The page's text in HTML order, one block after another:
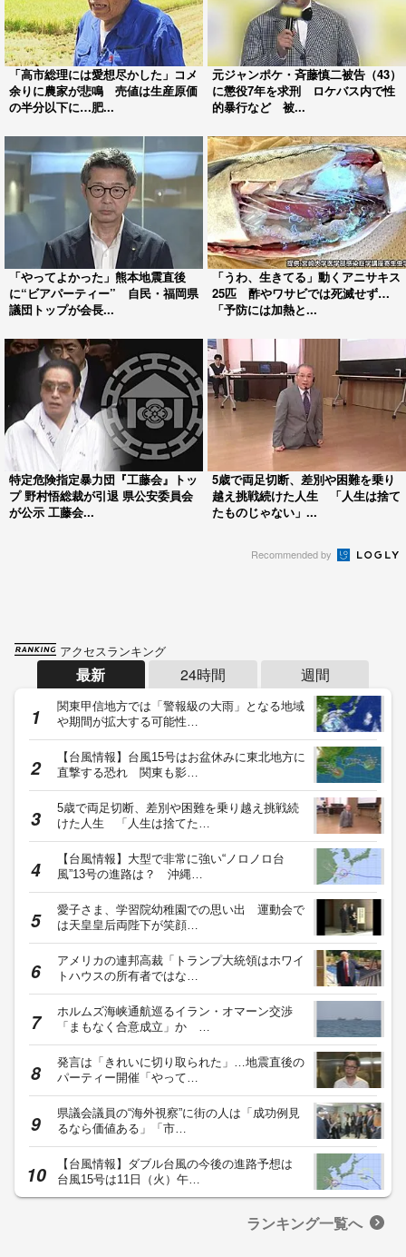
「高市総理には愛想尽かした」コメ
余りに農家が悲鳴 売値は生産原価
の半分以下に…肥...
元ジャンポケ・斉藤慎二被告（43）
に懲役7年を求刑 ロケバス内で性
的暴行など 被...
「やってよかった」熊本地震直後
に“ビアパーティー” 自民・福岡県
議団トップが会長...
「うわ、生きてる」動くアニサキス
25匹 酢やワサビでは死滅せず…
「予防には加熱と...
特定危険指定暴力団『工藤会』トッ
プ 野村悟総裁が引退 県公安委員会
が公示 工藤会...
5歳で両足切断、差別や困難を乗り
越え挑戦続けた人生 「人生は捨て
たものじゃない」...
Recommended by
アクセスランキング
最新 24時間 週間
関東甲信地方では「警報級の大雨」となる地域
や期間が拡大する可能性…
【台風情報】台風15号はお盆休みに東北地方に
直撃する恐れ 関東も影…
5歳で両足切断、差別や困難を乗り越え挑戦続
けた人生 「人生は捨てた…
【台風情報】大型で非常に強い“ノロノロ台
風”13号の進路は？ 沖縄…
愛子さま、学習院幼稚園での思い出 運動会で
は天皇皇后両陛下が笑顔…
アメリカの連邦高裁「トランプ大統領はホワイ
トハウスの所有者ではな…
ホルムズ海峡通航巡るイラン・オマーン交渉
「まもなく合意成立」か …
発言は「きれいに切り取られた」…地震直後の
パーティー開催「やって…
県議会議員の“海外視察”に街の人は「成功例見
るなら価値ある」「市…
【台風情報】ダブル台風の今後の進路予想は
台風15号は11日（火）午…
ランキング一覧へ